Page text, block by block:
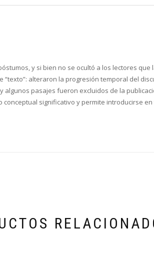
y si bien no se ocultó a los lectores
alteraron la progresión temporal del
pasajes fueron excluidos de la
significativo y permite introducirse